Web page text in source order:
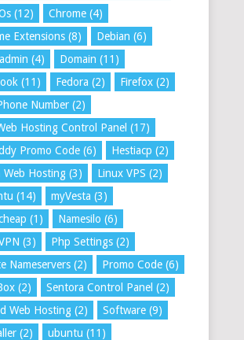
(12) Chrome (4)
Extensions (8) Debian (6)
(4) Domain (11)
(11) Fedora (2) Firefox (2)
Number (2)
Hosting Control Panel (17)
Promo Code (6) Hestiacp (2)
Web Hosting (3) Linux VPS (2)
(14) myVesta (3)
(1) Namesilo (6)
(3) Php Settings (2)
Nameservers (2) Promo Code (6)
(2) Sentora Control Panel (2)
Web Hosting (2) Software (9)
(2) ubuntu (11)